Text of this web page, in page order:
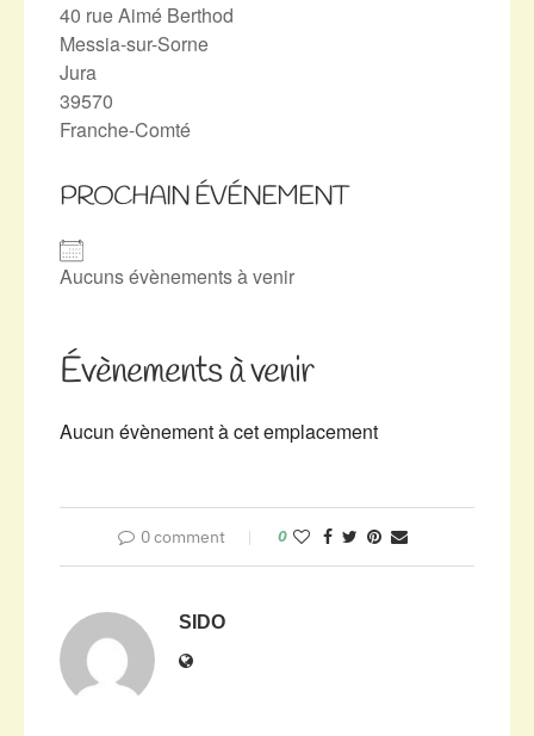
40 rue Aimé Berthod
Messia-sur-Sorne
Jura
39570
Franche-Comté
PROCHAIN ÉVÉNEMENT
Aucuns évènements à venir
Évènements à venir
Aucun évènement à cet emplacement
0 comment 0
SIDO